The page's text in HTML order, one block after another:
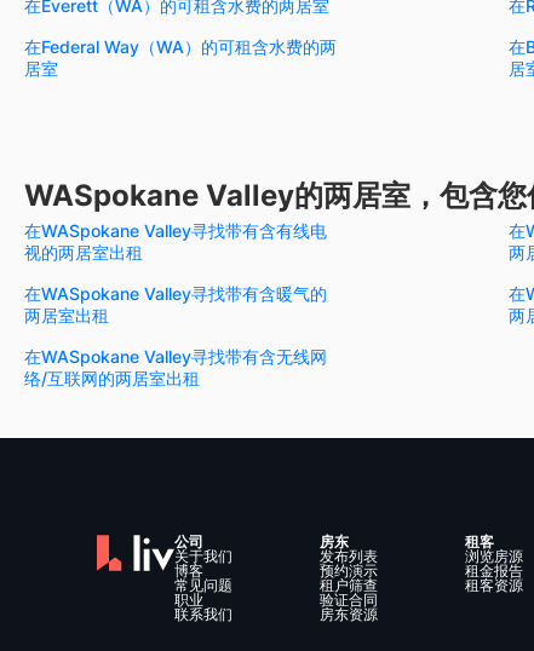
在Everett（WA）的可租含水费的两居室
在
在Federal Way（WA）的可租含水费的两
居室
在
居
WASpokane Valley的两居室，包含您
在WASpokane Valley寻找带有含有线电
视的两居室出租
在
两
在WASpokane Valley寻找带有含暖气的
两居室出租
在
两
在WASpokane Valley寻找带有含无线网
络/互联网的两居室出租
公司
关于我们
博客
常见问题
职业
联系我们
房东
发布列表
预约演示
租户筛查
验证合同
房东资源
租客
浏览房源
租金报告
租客资源